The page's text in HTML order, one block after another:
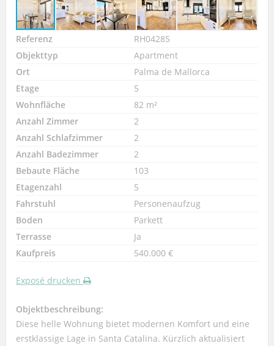
Referenz
RH04285
Objekttyp
Apartment
Ort
Palma de Mallorca
Etage
5
Wohnfläche
82 m²
Anzahl Zimmer
2
Anzahl Schlafzimmer
2
Anzahl Badezimmer
2
Bebaute Fläche
103
Etagenzahl
5
Fahrstuhl
Personenaufzug
Boden
Parkett
Terrasse
Ja
Kaufpreis
540.000 €
Exposé drucken
Objektbeschreibung:
Diese helle Wohnung bietet modernen Komfort und eine
erstklassige Lage in Santa Catalina. Kürzlich aktualisiert